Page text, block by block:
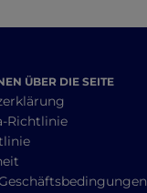
ÜBER DIE SEITE
Richtlinie